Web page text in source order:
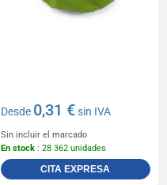
Desde 0,31 €sin IVA
Sin incluir el marcado
En stock : 28 362 unidades
CITA EXPRESA